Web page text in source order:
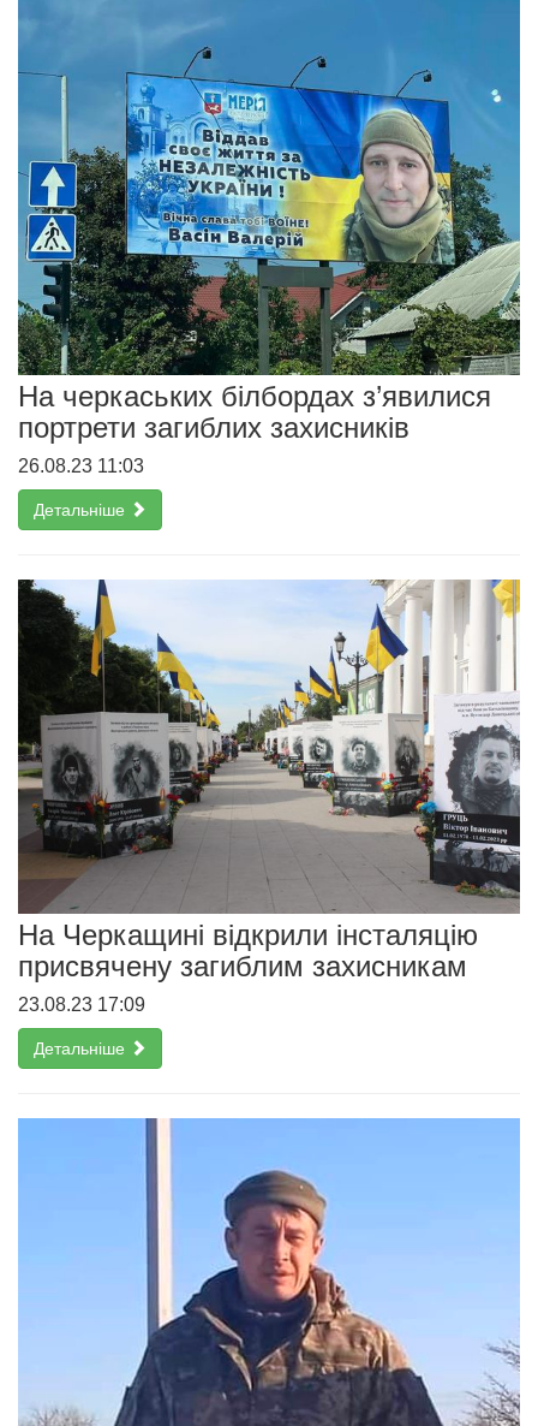
На черкаських білбордах з’явилися
портрети загиблих захисників
26.08.23 11:03
Детальніше
На Черкащині відкрили інсталяцію
присвячену загиблим захисникам
23.08.23 17:09
Детальніше